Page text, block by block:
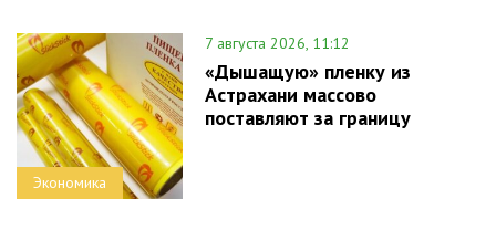
Экономика
7 августа 2026, 11:12
«Дышащую» пленку из
Астрахани массово
поставляют за границу